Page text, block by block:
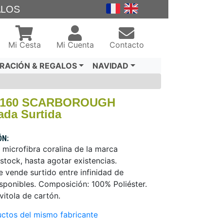
Mi Cesta Mi Cuenta Contacto
& REGALOS
NAVIDAD
SCARBOROUGH
Surtida
coralina de la marca
hasta agotar existencias.
vende surtido entre infinidad de
Composición: 100% Poliéster.
de cartón.
del mismo fabricante